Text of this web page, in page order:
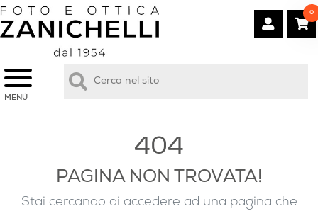
MENÙ
0
404
PAGINA NON TROVATA!
Stai cercando di accedere ad una pagina che